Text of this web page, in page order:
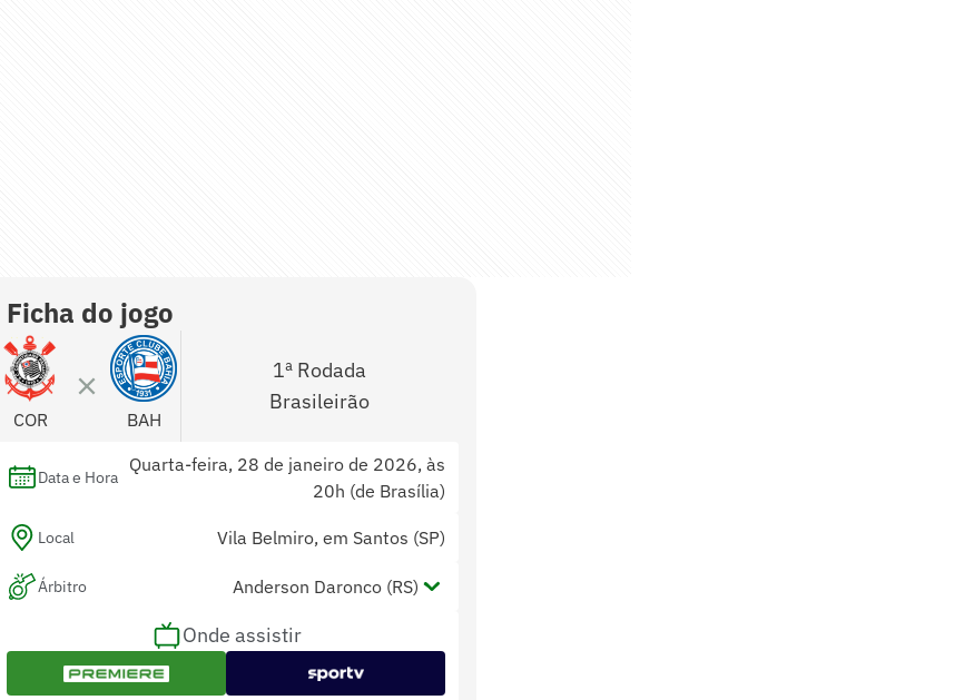
Ficha do jogo
COR BAH
1ª Rodada
Brasileirão
Data e Hora
Quarta-feira, 28 de janeiro de 2026, às
20h (de Brasília)
Local Vila Belmiro, em Santos (SP)
Árbitro Anderson Daronco (RS)
Assistentes
Maira Mastella Moreira (RS) e Michael
Stanislau (RS)
Onde assistir